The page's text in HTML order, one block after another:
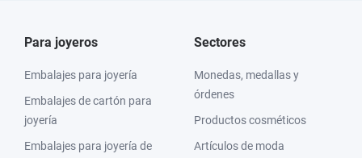
Para joyeros
Embalajes para joyería
Embalajes de cartón para
joyería
Embalajes para joyería de
Sectores
Monedas, medallas y
órdenes
Productos cosméticos
Artículos de moda